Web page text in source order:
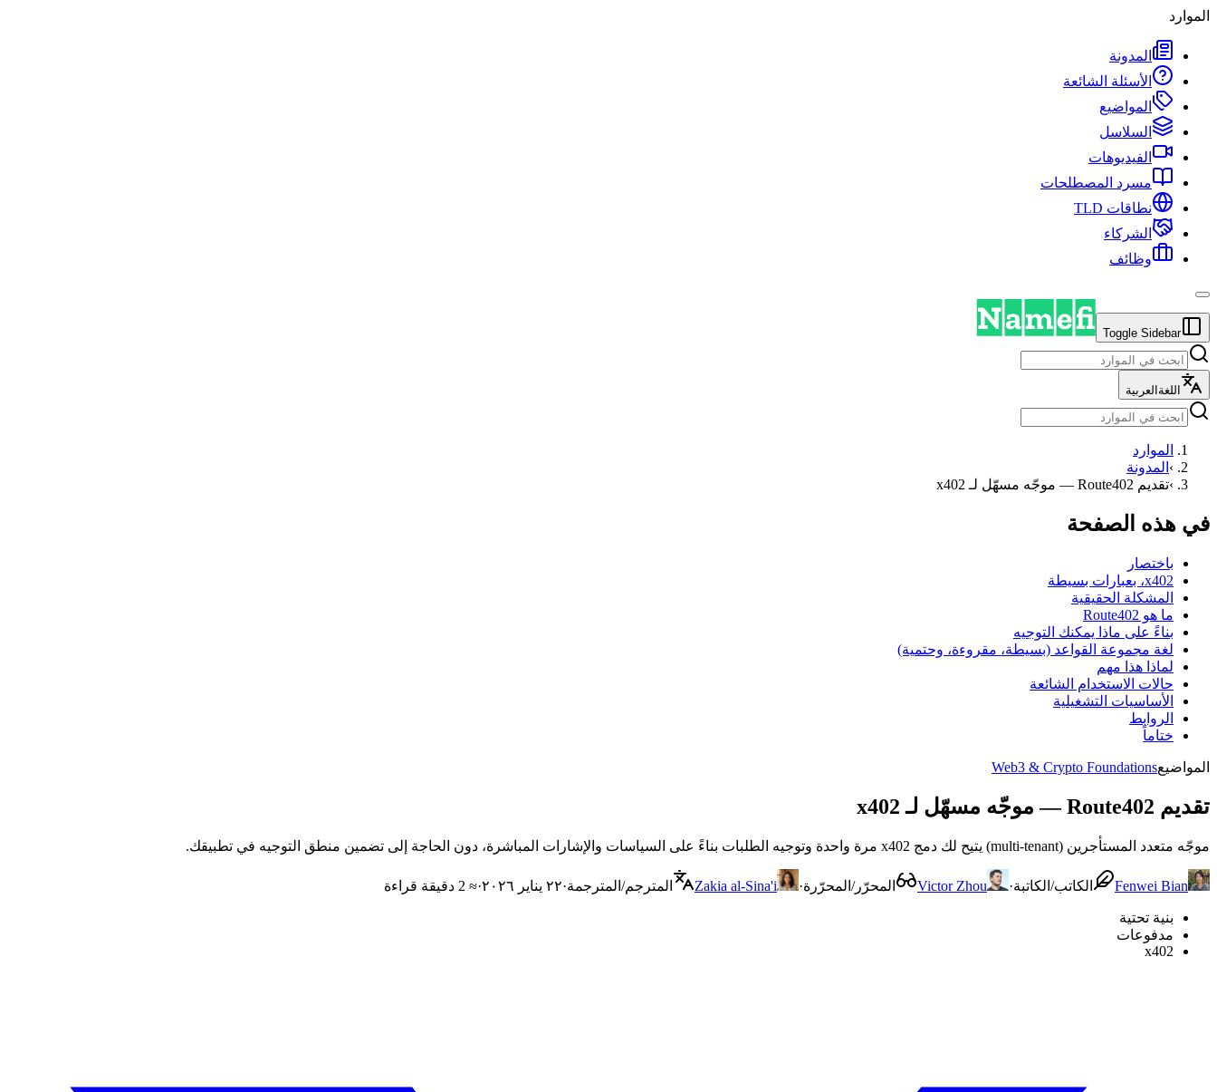
الموارد
المدونة
الأسئلة الشائعة
المواضيع
السلاسل
الفيديوهات
مسرد المصطلحات
نطاقات TLD
الشركاء
وظائف
Toggle Sidebar
اللغة العربية
الموارد
› المدونة
›تقديم Route402 — موجّه مسهّل لـ x402
في هذه الصفحة
باختصار
x402، بعبارات بسيطة
المشكلة الحقيقية
ما هو Route402
بناءً على ماذا يمكنك التوجيه
لغة مجموعة القواعد (بسيطة، مقروءة، وحتمية)
لماذا هذا مهم
حالات الاستخدام الشائعة
الأساسيات التشغيلية
الروابط
ختاماً
المواضيعWeb3 & Crypto Foundations
تقديم Route402 — موجّه مسهّل لـ x402
موجّه متعدد المستأجرين (multi-tenant) يتيح لك دمج x402 مرة واحدة وتوجيه الطلبات بناءً على السياسات والإشارات المباشرة، دون الحاجة إلى تضمين منطق التوجيه في تطبيقك.
Fenwei Bian الكاتب/الكاتبة·
Victor Zhou المحرّر/المحرّرة·
Zakia al-Sina'i المترجم/المترجمة·٢٢ يناير ٢٠٢٦ ·≈ 2 دقيقة قراءة
بنية تحتية
مدفوعات
x402